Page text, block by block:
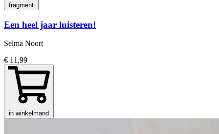
fragment
Een heel jaar luisteren!
Selma Noort
€ 11,99
in winkelmand